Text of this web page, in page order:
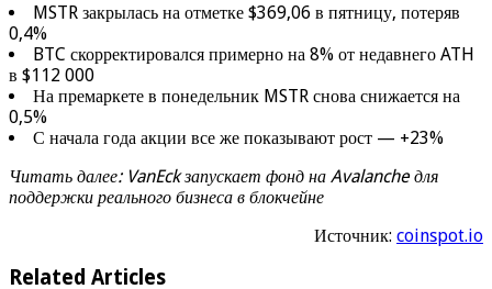
MSTR закрылась на отметке $369,06 в пятницу, потеряв
0,4%
BTC скорректировался примерно на 8% от недавнего ATH
в $112 000
На премаркете в понедельник MSTR снова снижается на
0,5%
С начала года акции все же показывают рост — +23%
Читать далее: VanEck запускает фонд на Avalanche для
поддержки реального бизнеса в блокчейне
Источник: coinspot.io
Related Articles